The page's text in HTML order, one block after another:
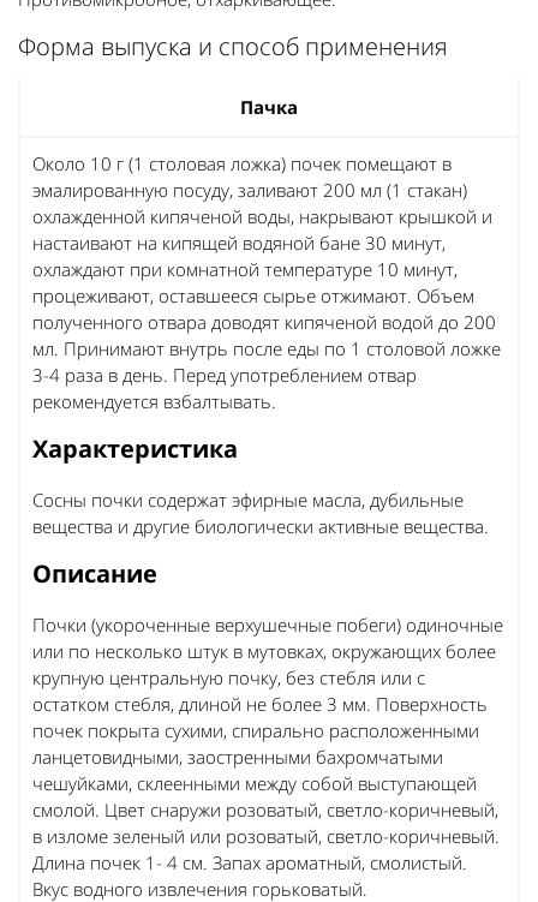
Форма выпуска и способ применения
Пачка
Около 10 г (1 столовая ложка) почек помещают в
эмалированную посуду, заливают 200 мл (1 стакан)
охлажденной кипяченой воды, накрывают крышкой и
настаивают на кипящей водяной бане 30 минут,
охлаждают при комнатной температуре 10 минут,
процеживают, оставшееся сырье отжимают. Объем
полученного отвара доводят кипяченой водой до 200
мл. Принимают внутрь после еды по 1 столовой ложке
3-4 раза в день. Перед употреблением отвар
рекомендуется взбалтывать.
Характеристика
Сосны почки содержат эфирные масла, дубильные
вещества и другие биологически активные вещества.
Описание
Почки (укороченные верхушечные побеги) одиночные
или по несколько штук в мутовках, окружающих более
крупную центральную почку, без стебля или с
остатком стебля, длиной не более 3 мм. Поверхность
почек покрыта сухими, спирально расположенными
ланцетовидными, заостренными бахромчатыми
чешуйками, склеенными между собой выступающей
смолой. Цвет снаружи розоватый, светло-коричневый,
в изломе зеленый или розоватый, светло-коричневый.
Длина почек 1- 4 см. Запах ароматный, смолистый.
Вкус водного извлечения горьковатый.